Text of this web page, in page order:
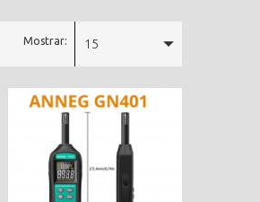
Mostrar: 15